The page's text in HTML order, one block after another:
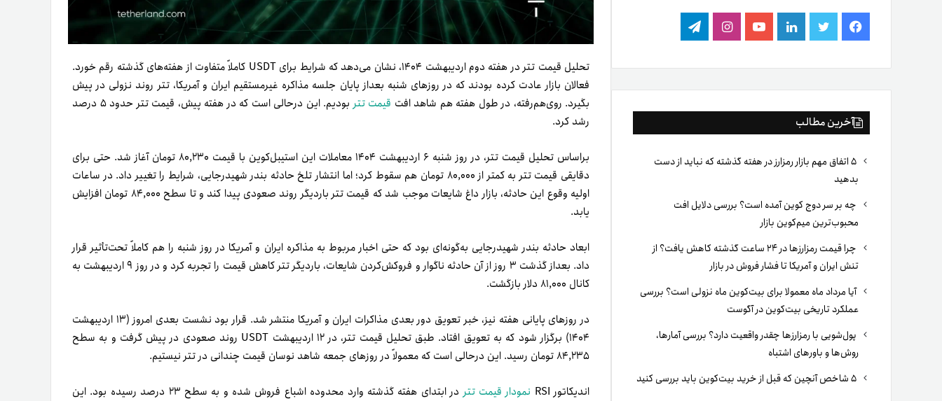
فیس
بوک
توییتر لینکدینیوتیوباینستاگرام
تلگرام
آخرین مطالب
۵ اتفاق مهم بازار رمزارز در هفته گذشته که نباید از دست
بدهید
چه بر سر دوج کوین آمده است؟ بررسی دلایل افت
محبوب‌ترین میم‌کوین بازار
چرا قیمت رمزارزها در ۲۴ ساعت گذشته کاهش یافت؟ از
تنش ایران و آمریکا تا فشار فروش در بازار
آیا مرداد ماه معمولا برای بیت‌کوین ماه نزولی است؟ بررسی
عملکرد تاریخی بیت‌کوین در آگوست
پول‌شویی با رمزارزها چقدر واقعیت دارد؟ بررسی آمارها،
روش‌ها و باورهای اشتباه
تحلیل قیمت تتر در هفته دوم اردیبهشت ۱۴۰۴، نشان می‌دهد که شرایط برای USDT کاملاً متفاوت از هفته‌های گذشته رقم خورد.
فعالان بازار عادت کرده بودند که در روزهای شنبه بعد‌از پایان جلسه مذاکره غیرمستقیم ایران و آمریکا، تتر روند نزولی در پیش
بگیرد. روی‌هم‌رفته، در طول هفته هم شاهد افت قیمت تتر
بودیم. این درحالی است که در هفته پیش، قیمت تتر حدود ۵ درصد
رشد کرد.
براساس تحلیل قیمت تتر، در روز شنبه ۶ اردیبهشت ۱۴۰۴ معاملات این استیبل‌کوین با قیمت ۸۰,۲۳۰ تومان آغاز شد. حتی برای
دقایقی قیمت تتر به کمتر از ۸۰,۰۰۰ تومان هم سقوط کرد؛ اما انتشار تلخ حادثه بندر شهید‌رجایی، شرایط را تغییر داد. در ساعات
اولیه وقوع این حادثه، بازار داغ شایعات موجب شد که قیمت تتر باردیگر روند صعودی پیدا کند و تا سطح ۸۴,۰۰۰ تومان افزایش
یابد.
ابعاد حادثه بندر شهیدرجایی به‌گونه‌ای بود که حتی اخبار مربوط به مذاکره ایران و آمریکا در روز شنبه را هم کاملاً تحت‌تأثیر قرار
داد. بعد‌از گذشت ۳ روز از آن حادثه ناگوار و فروکش‌کردن شایعات، باردیگر تتر کاهش قیمت را تجربه کرد و در روز ۹ اردیبهشت به
کانال ۸۱,۰۰۰ دلار بازگشت.
در روزهای پایانی هفته نیز، خبر تعویق دور بعدی مذاکرات ایران و آمریکا منتشر شد. قرار بود نشست بعدی امروز (۱۳ اردیبهشت
۱۴۰۴) برگزار شود که به تعویق افتاد. طبق تحلیل قیمت تتر، در ۱۲ اردیبهشت USDT روند صعودی در پیش گرفت و به سطح
۸۴,۲۳۵ تومان رسید. این در‌حالی است که معمولاً در روزهای جمعه شاهد نوسان قیمت چندانی در تتر نیستیم.
اندیکاتور RSI نمودار قیمت تتر
در ابتدای هفته گذشته وارد محدوده اشباع فروش شده و به سطح ۲۳ درصد رسیده بود. این